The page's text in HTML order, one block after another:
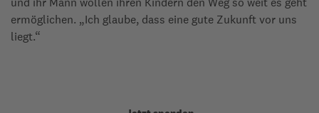
ermöglichen. „Ich glaube, dass eine gute Zukunft vor uns
liegt.“